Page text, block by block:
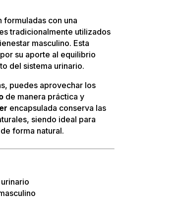
formuladas con una
tradicionalmente utilizados
masculino. Esta
su aporte al equilibrio
del sistema urinario.
puedes aprovechar los
de manera práctica y
encapsulada conserva las
siendo ideal para
forma natural.